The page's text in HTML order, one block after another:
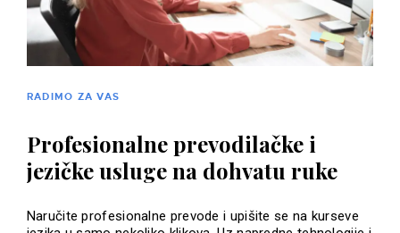
RADIMO ZA VAS
Profesionalne prevodilačke i
jezičke usluge na dohvatu ruke
Naručite profesionalne prevode i upišite se na kurseve